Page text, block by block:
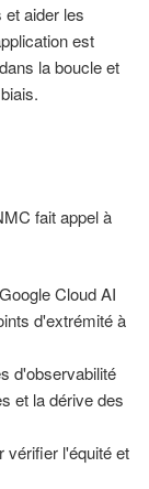
aider les
est
la boucle et
fait appel à
Cloud AI
d'extrémité à
d'observabilité
et la dérive des
vérifier l'équité et